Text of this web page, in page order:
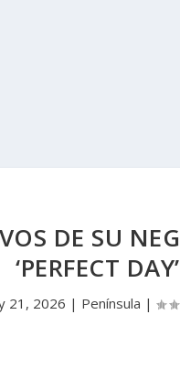
DE SU
‘PERFECT DAY’
21, 2026 | Península |